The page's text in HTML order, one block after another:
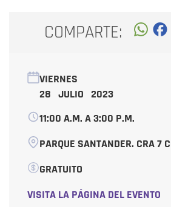
COMPARTE:
VIERNES
28 JULIO 2023
11:00 A.M. A 3:00 P.M.
PARQUE SANTANDER. CRA 7
GRATUITO
VISITA LA PÁGINA DEL EVENTO